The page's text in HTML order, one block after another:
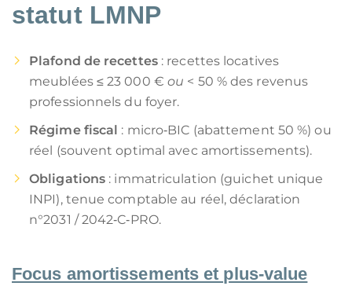
statut LMNP
Plafond de recettes: recettes locatives
meublées ≤ 23 000 € ou < 50 % des revenus
professionnels du foyer.
Régime fiscal : micro‑BIC (abattement 50 %) ou
réel (souvent optimal avec amortissements).
Obligations : immatriculation (guichet unique
INPI), tenue comptable au réel, déclaration
n°2031 / 2042‑C‑PRO.
Focus amortissements et plus‑value